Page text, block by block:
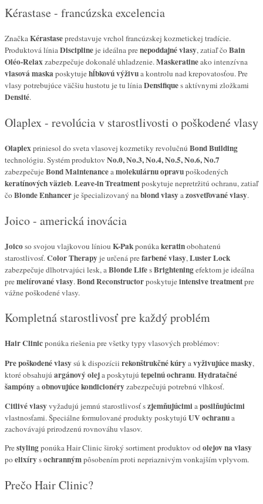
Kérastase - francúzska excelencia
ZnačkaKérastasepredstavuje vrchol francúzskej kozmetickej tradície.
Produktová líniaDisciplineje ideálna prenepoddajné vlasy, zatiaľ čoBain
Oléo-Relaxzabezpečuje dokonalé uhladzenie.Maskeratineako intenzívna
vlasová maskaposkytujehĺbkovú výživua kontrolu nad krepovatosťou. Pre
vlasy potrebujúce väčšiu hustotu je tu líniaDensifiques aktívnymi zložkami
Densité.
Olaplex - revolúcia v starostlivosti o poškodené vlasy
Olaplexpriniesol do sveta vlasovej kozmetiky revolučnú Bond Building
technológiu. Systém produktov No.0, No.3, No.4, No.5, No.6, No.7
zabezpečujeBond Maintenanceamolekulárnu opravupoškodených
keratínových väzieb.Leave-in Treatmentposkytuje nepretržitú ochranu, zatiaľ
čoBlonde Enhancerje špecializovaný nablond vlasyazosvetľované vlasy.
Joico - americká inovácia
Joicoso svojou vlajkovou líniou K-Pakponúkakeratinobohatenú
starostlivosť.Color Therapyje určená prefarbené vlasy,Luster Lock
zabezpečuje dlhotrvajúci lesk, aBlonde LifesBrighteningefektom je ideálna
premelírované vlasy.Bond Reconstructorposkytujeintensive treatmentpre
vážne poškodené vlasy.
Kompletná starostlivosť pre každý problém
Hair Clinicponúka riešenia pre všetky typy vlasových problémov:
Pre poškodené vlasysú k dispozícii rekonštrukčné kúryavyživujúce masky,
ktoré obsahujú argánový oleja poskytujú tepelnú ochranu.Hydratačné
šampónyaobnovujúce kondicionéryzabezpečujú potrebnú vlhkosť.
Citlivé vlasyvyžadujú jemnú starostlivosť szjemňujúcimiaposilňujúcimi
vlastnosťami. Špeciálne formulované produkty poskytujú UV ochranua
zachovávajú prirodzenú rovnováhu vlasov.
Prestylingponúka Hair Clinic široký sortiment produktov odolejov na vlasy
poelixírysochrannýmpôsobením proti nepriaznivým vonkajším vplyvom.
Prečo Hair Clinic?